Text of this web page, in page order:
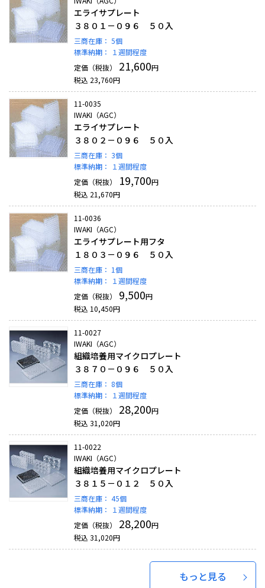
エライサプレート
３８０１－０９６ ５０入
三商在庫： 5個
標準納期：
１週間程度
定価（税抜）
21,600円
税込 23,760円
11-0035
IWAKI（AGC）
エライサプレート
３８０２－０９６ ５０入
三商在庫： 3個
標準納期：
１週間程度
定価（税抜）
19,700円
税込 21,670円
11-0036
IWAKI（AGC）
エライサプレート用フタ
１８０３－０９６ ５０入
三商在庫： 1個
標準納期：
１週間程度
定価（税抜）
9,500円
税込 10,450円
11-0027
IWAKI（AGC）
組織培養用マイクロプレート
３８７０－０９６ ５０入
三商在庫： 8個
標準納期：
１週間程度
定価（税抜）
28,200円
税込 31,020円
11-0022
IWAKI（AGC）
組織培養用マイクロプレート
３８１５－０１２ ５０入
三商在庫： 45個
標準納期：
１週間程度
定価（税抜）
28,200円
税込 31,020円
もっと見る